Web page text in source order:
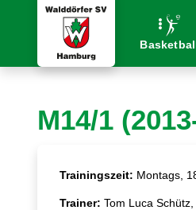
M14/1
Trainingszeit: Montags,
Trainer:Tom Luca